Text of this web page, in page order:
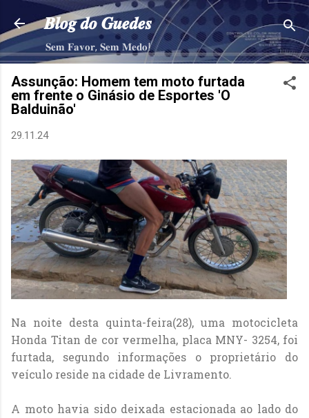
Pular para o conteúdo principal
𝑩𝒍𝒐𝒈 𝒅𝒐 𝑮𝒖𝒆𝒅𝒆𝒔
𝐒𝐞𝐦 𝐅𝐚𝐯𝐨𝐫, 𝐒𝐞𝐦 𝐌𝐞𝐝𝐨!
Assunção: Homem tem moto furtada
em frente o Ginásio de Esportes 'O
Balduinão'
29.11.24
Na noite desta quinta-feira(28), uma motocicleta
Honda Titan de cor vermelha, placa MNY- 3254, foi
furtada, segundo informações o proprietário do
veículo reside na cidade de Livramento.
A moto havia sido deixada estacionada ao lado do